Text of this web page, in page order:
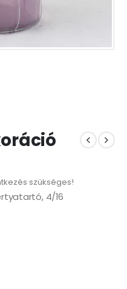
szükséges!
4/16